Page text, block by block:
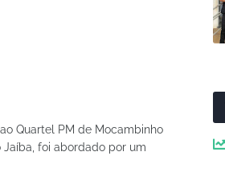
Quartel PM de Mocambinho
foi abordado por um